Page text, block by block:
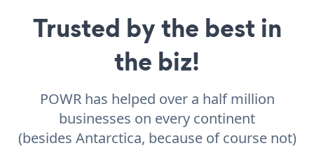
Trusted by the best in
the biz!
POWR has helped over a half million
businesses on every continent
(besides Antarctica, because of course not)